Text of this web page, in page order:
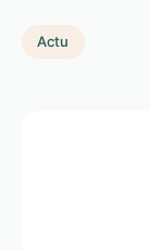
Actu